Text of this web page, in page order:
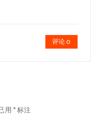
评论 0
用*标注